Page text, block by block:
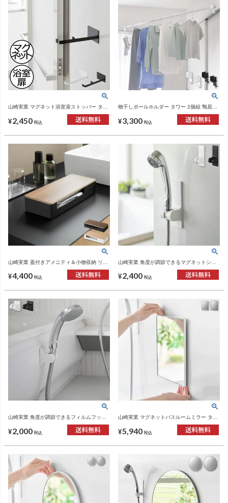
山崎実業 マグネット浴室扉ストッパー タワ
ー tower｜ドアストッパー・タワーシリーズ
¥2,450 税込
物干しポールホルダー タワー 2個組 鴨居コ
ーナー用 tower | バスグッズ・タワーシリー
ズ
¥3,300 税込
山崎実業 蓋付きアメニティ＆小物収納 リン
¥4,400 税込
山崎実業 角度が調節できるマグネットシャ
ワーシリーズ
¥2,400 税込
山崎実業 角度が調節できるフィルムフック
シャワーホルダー タワー tower | バスグッ
ズ・タワーシリーズ
¥2,000 税込
山崎実業 マグネットバスルームミラー タワ
ー 角型 tower | バスグッズ・タワーシリーズ
¥5,940 税込